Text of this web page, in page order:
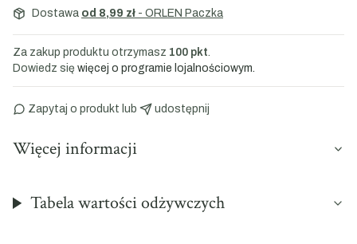
Dostawa od 8,99 zł - ORLEN Paczka
Za zakup produktu otrzymasz 100 pkt
Dowiedz się więcej o programie lojalnościowym.
Zapytaj o produkt lub udostępnij
Więcej informacji
Tabela wartości odżywczych